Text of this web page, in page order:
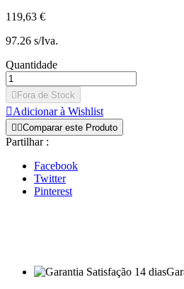
119,63 €
97.26 s/Iva.
Quantidade
 Fora de Stock
Adicionar à Wishlist
 Comparar este Produto
Partilhar :
Facebook
Twitter
Pinterest